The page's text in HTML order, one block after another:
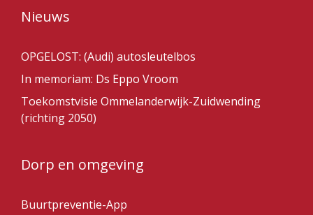
Nieuws
OPGELOST: (Audi) autosleutelbos
In memoriam: Ds Eppo Vroom
Toekomstvisie Ommelanderwijk-Zuidwending
(richting 2050)
Dorp en omgeving
Buurtpreventie-App